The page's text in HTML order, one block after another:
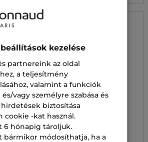
kezelése
partnereink az oldal
a teljesítmény
valamint a funkciók
vagy személyre szabása és
biztosítása
cookie -kat használ.
6 hónapig tároljuk.
bármikor módosíthatja, ha a